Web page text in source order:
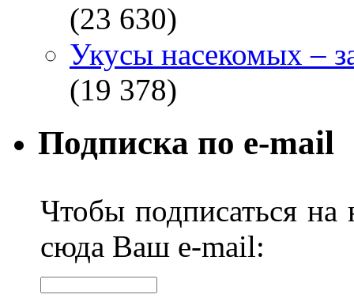
(23 630)
Укусы насекомых –
(19 378)
Подписка по e-mail
Чтобы подписаться на
сюда Ваш e-mail: